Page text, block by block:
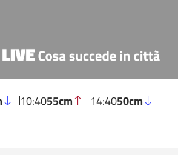
10:4055cm 14:4050cm